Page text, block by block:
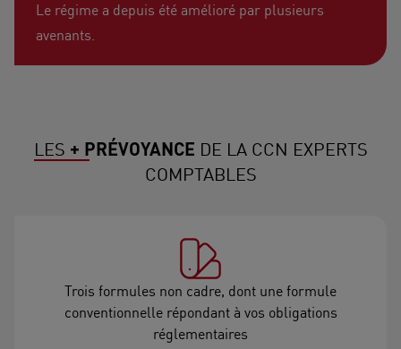
Le régime a depuis été amélioré par plusieurs
avenants.
LES + PRÉVOYANCE DE LA CCN EXPERTS
COMPTABLES
Trois formules non cadre, dont une formule
conventionnelle répondant à vos obligations
réglementaires